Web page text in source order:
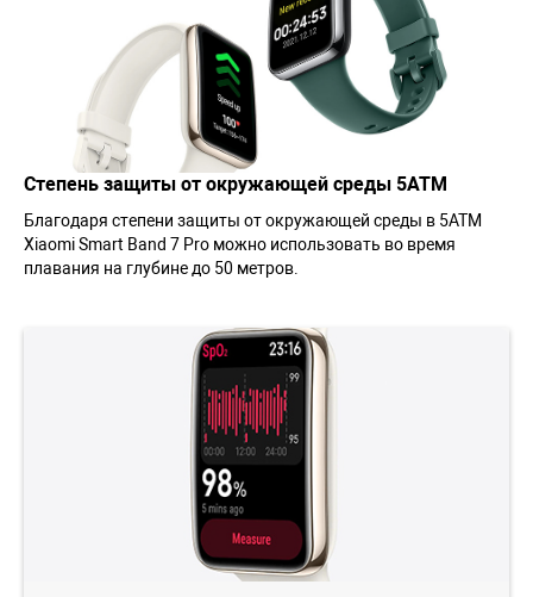
Степень защиты от окружающей среды 5АТМ
Благодаря степени защиты от окружающей среды в 5АТМ
Xiaomi Smart Band 7 Pro можно использовать во время
плавания на глубине до 50 метров.